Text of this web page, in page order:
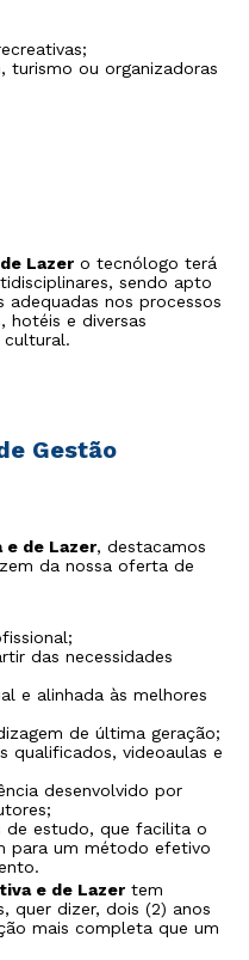
turismo ou organizadoras
Lazer o tecnólogo terá
adequadas nos processos
hotéis e diversas
Gestão
e de Lazer, destacamos
da nossa oferta de
das necessidades
e alinhada às melhores
de última geração;
qualificados, videoaulas e
desenvolvido por
de estudo, que facilita o
para um método efetivo
e de Lazer tem
quer dizer, dois (2) anos
mais completa que um